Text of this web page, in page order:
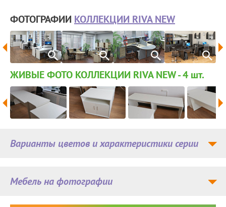
ФОТОГРАФИИ КОЛЛЕКЦИИ RIVA NEW
ЖИВЫЕ ФОТО КОЛЛЕКЦИИ RIVA NEW - 4 шт.
Мебель на фотографии
Варианты цветов и характеристики серии